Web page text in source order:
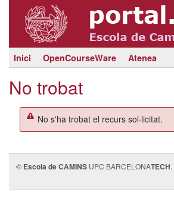
Inici OpenCourseWare Atenea
No trobat
No s'ha trobat el recurs sol·licitat.
© Escola de CAMINS UPC BARCELONATECH